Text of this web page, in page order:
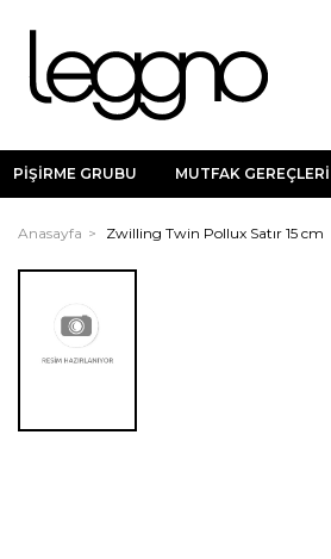
PİŞİRME GRUBU MUTFAK GEREÇLERİ
Anasayfa Zwilling Twin Pollux Satır 15 cm